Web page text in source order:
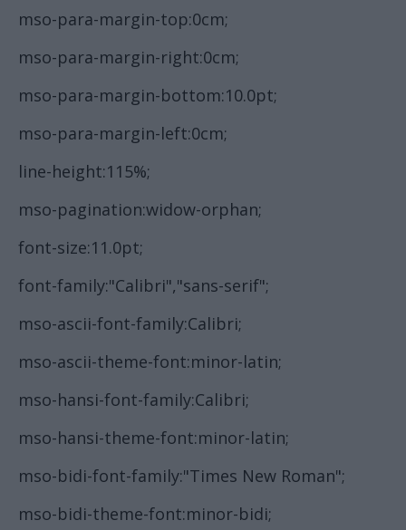
mso-para-margin-top:0cm;
mso-para-margin-right:0cm;
mso-para-margin-bottom:10.0pt;
mso-para-margin-left:0cm;
line-height:115%;
mso-pagination:widow-orphan;
font-size:11.0pt;
font-family:"Calibri","sans-serif";
mso-ascii-font-family:Calibri;
mso-ascii-theme-font:minor-latin;
mso-hansi-font-family:Calibri;
mso-hansi-theme-font:minor-latin;
mso-bidi-font-family:"Times New Roman";
mso-bidi-theme-font:minor-bidi;